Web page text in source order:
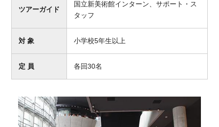
ツアーガイド
国立新美術館インターン、サポート・ス
タッフ
対 象 小学校5年生以上
定 員 各回30名